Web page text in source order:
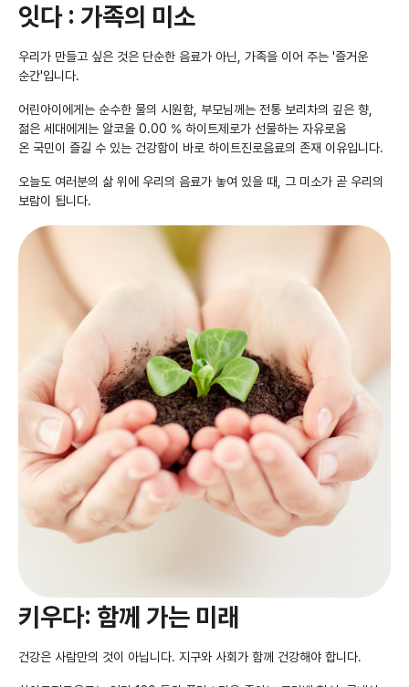
잇다 : 가족의 미소
우리가 만들고 싶은 것은 단순한 음료가 아닌, 가족을 이어 주는 '즐거운
순간'입니다.
어린아이에게는 순수한 물의 시원함, 부모님께는 전통 보리차의 깊은 향,
젊은 세대에게는 알코올 0.00 % 하이트제로가 선물하는 자유로움
온 국민이 즐길 수 있는 건강함이 바로 하이트진로음료의 존재 이유입니다.
오늘도 여러분의 삶 위에 우리의 음료가 놓여 있을 때, 그 미소가 곧 우리의
보람이 됩니다.
키우다: 함께 가는 미래
건강은 사람만의 것이 아닙니다. 지구와 사회가 함께 건강해야 합니다.